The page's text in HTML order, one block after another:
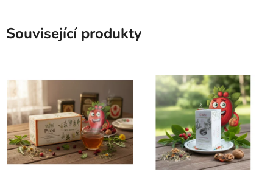
Související produkty